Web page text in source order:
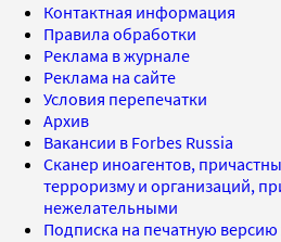
Контактная информация
Правила обработки
Реклама в журнале
Реклама на сайте
Условия перепечатки
Архив
Вакансии в Forbes Russia
Сканер иноагентов,
терроризму и организаций,
нежелательными
Подписка на печатную